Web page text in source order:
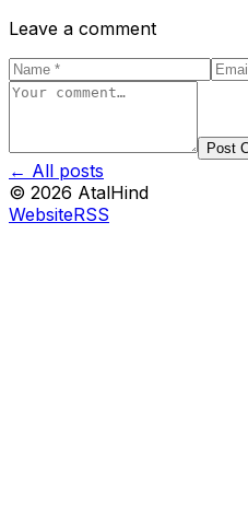
Leave a comment
Post
← All posts
© 2026 AtalHind
WebsiteRSS